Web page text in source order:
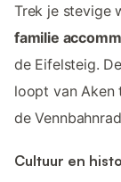
Trek je stevige
familie
de Eifelsteig.
loopt van Aken
de
Cultuur en